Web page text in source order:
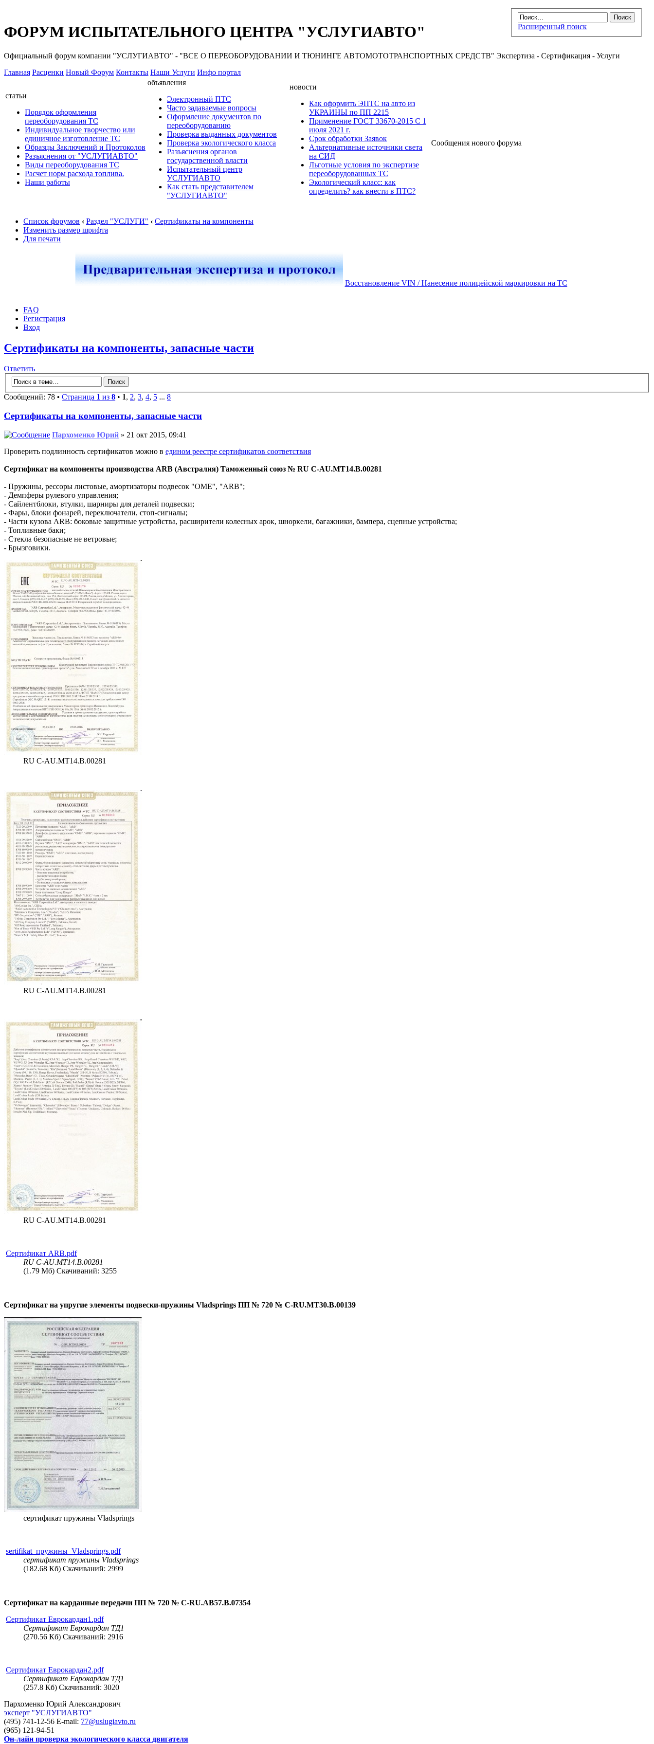
Расширенный поиск
ФОРУМ ИСПЫТАТЕЛЬНОГО ЦЕНТРА "УСЛУГИАВТО"
Официальный форум компании "УСЛУГИАВТО" - "ВСЕ О ПЕРЕОБОРУДОВАНИИ И ТЮНИНГЕ АВТОМОТОТРАНСПОРТНЫХ СРЕДСТВ" Экспертиза - Сертификация - Услуги
Главная Расценки Новый Форум Контакты Наши Услуги Инфо портал
статьи
Порядок оформления
переоборудования ТС
Индивидуальное творчество или
единичное изготовление ТС
Образцы Заключений и Протоколов
Разъяснения от "УСЛУГИАВТО"
Виды переоборудования ТС
Расчет норм расхода топлива.
Наши работы
объявления
Электронный ПТС
Часто задаваемые вопросы
Оформление документов по
переоборудованию
Проверка выданных документов
Проверка экологического класса
Разъяснения органов
государственной власти
Испытательный центр
УСЛУГИАВТО
Как стать представителем
"УСЛУГИАВТО"
новости
Как оформить ЭПТС на авто из
УКРАИНЫ по ПП 2215
Применение ГОСТ 33670-2015 С 1
июля 2021 г.
Срок обработки Заявок
Альтернативные источники света
на СИД
Льготные условия по экспертизе
переоборудованных ТС
Экологический класс: как
определить? как внести в ПТС?
Сообщения нового форума
Список форумов ‹ Раздел "УСЛУГИ" ‹ Сертификаты на компоненты
Изменить размер шрифта
Для печати
Восстановление VIN / Нанесение полицейской маркировки на ТС
FAQ
Регистрация
Вход
Сертификаты на компоненты, запасные части
Ответить
Сообщений: 78 • Страница 1 из 8 • 1, 2, 3, 4, 5 ... 8
Сертификаты на компоненты, запасные части
Пархоменко Юрий » 21 окт 2015, 09:41
Проверить подлинность сертификатов можно в едином реестре сертификатов соответствия
Сертификат на компоненты производства ARB (Австралия) Таможенный союз № RU C-AU.MT14.B.00281
- Пружины, рессоры листовые, амортизаторы подвесок "OME", "ARB";
- Демпферы рулевого управления;
- Сайлентблоки, втулки, шарниры для деталей подвески;
- Фары, блоки фонарей, переключатели, стоп-сигналы;
- Части кузова ARB: боковые защитные устройства, расширители колесных арок, шноркели, багажники, бампера, сцепные устройства;
- Топливные баки;
- Стекла безопасные не ветровые;
- Брызговики.
RU C-AU.MT14.B.00281
RU C-AU.MT14.B.00281
RU C-AU.MT14.B.00281
Сертификат ARB.pdf
RU C-AU.MT14.B.00281
(1.79 Мб) Скачиваний: 3255
Сертификат на упругие элементы подвески-пружины Vladsprings ПП № 720 № С-RU.МТ30.В.00139
сертификат пружины Vladsprings
sertifikat_пружины_Vladsprings.pdf
сертификат пружины Vladsprings
(182.68 Кб) Скачиваний: 2999
Сертификат на карданные передачи ПП № 720 № С-RU.АВ57.B.07354
Сертификат Еврокардан1.pdf
Сертификат Еврокардан ТД1
(270.56 Кб) Скачиваний: 2916
Сертификат Еврокардан2.pdf
Сертификат Еврокардан ТД1
(257.8 Кб) Скачиваний: 3020
Пархоменко Юрий Александрович
эксперт "УСЛУГИАВТО"
(495) 741-12-56 E-mail: 77@uslugiavto.ru
(965) 121-94-51
Он-лайн проверка экологического класса двигателя